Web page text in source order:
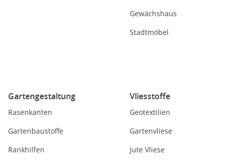
Gewächshaus
Stadtmöbel
Gartengestaltung
Rasenkanten
Gartenbaustoffe
Rankhilfen
Vliesstoffe
Geotextilien
Gartenvliese
Jute Vliese